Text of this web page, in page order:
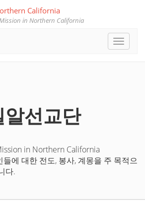
in Northern California
Toggle
선교단
in Northern California
에 대한 전도, 봉사, 계몽을 주 목적으
다.